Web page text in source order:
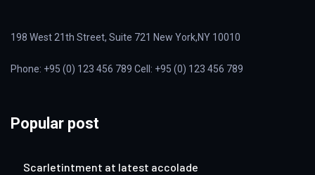
198 West 21th Street, Suite 721 New York,NY 10010
Phone: +95 (0) 123 456 789 Cell: +95 (0) 123 456 789
Popular post
Scarletintment at latest accolade